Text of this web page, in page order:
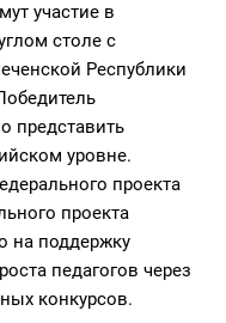
участие в
столе с
Республики
представить
уровне.
проекта
проекта
на поддержку
педагогов через
конкурсов.